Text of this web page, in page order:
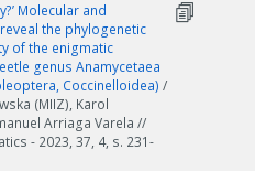
Molecular and
the phylogenetic
of the enigmatic
genus Anamycetaea
Coccinelloidea) /
(MIIZ), Karol
Arriaga Varela //
- 2023, 37, 4, s. 231-